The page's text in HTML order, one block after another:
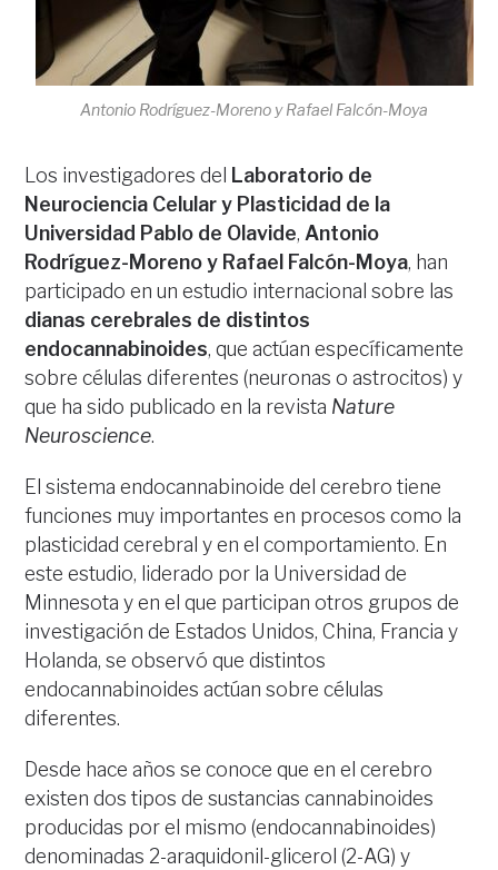
Antonio Rodríguez-Moreno y Rafael Falcón-Moya
Los investigadores del Laboratorio de
Neurociencia Celular y Plasticidad de la
Universidad Pablo de Olavide,Antonio
Rodríguez-Moreno y Rafael Falcón-Moya, han
participado en un estudio internacional sobre las
dianas cerebrales de distintos
endocannabinoides, que actúan específicamente
sobre células diferentes (neuronas o astrocitos) y
que ha sido publicado en la revista Nature
Neuroscience.
El sistema endocannabinoide del cerebro tiene
funciones muy importantes en procesos como la
plasticidad cerebral y en el comportamiento. En
este estudio, liderado por la Universidad de
Minnesota y en el que participan otros grupos de
investigación de Estados Unidos, China, Francia y
Holanda, se observó que distintos
endocannabinoides actúan sobre células
diferentes.
Desde hace años se conoce que en el cerebro
existen dos tipos de sustancias cannabinoides
producidas por el mismo (endocannabinoides)
denominadas 2-araquidonil-glicerol (2-AG) y